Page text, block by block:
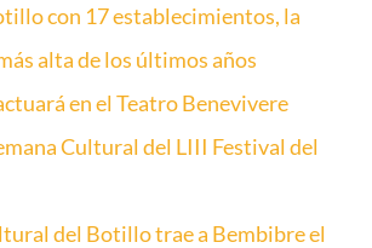
con 17 establecimientos, la
alta de los últimos años
en el Teatro Benevivere
Cultural del LIII Festival del
del Botillo trae a Bembibre el